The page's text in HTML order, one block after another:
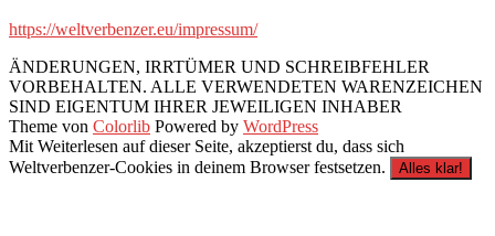
https://weltverbenzer.eu/impressum/
ÄNDERUNGEN, IRRTÜMER UND SCHREIBFEHLER
VORBEHALTEN. ALLE VERWENDETEN WARENZEICHEN
SIND EIGENTUM IHRER JEWEILIGEN INHABER
Theme von Colorlib Powered by WordPress
Mit Weiterlesen auf dieser Seite, akzeptierst du, dass sich
Weltverbenzer-Cookies in deinem Browser festsetzen.
Alles klar!